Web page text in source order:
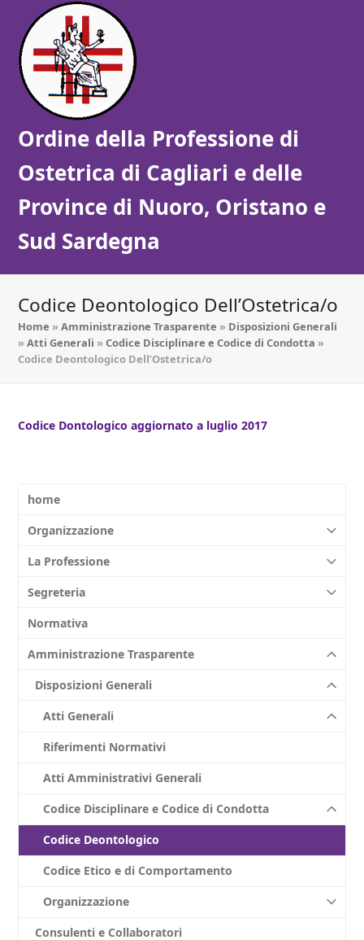
Ordine della Professione di
Ostetrica di Cagliari e delle
Province di Nuoro, Oristano e
Sud Sardegna
Codice Deontologico Dell’Ostetrica/o
Home »Amministrazione Trasparente » Disposizioni Generali
»Atti Generali »Codice Disciplinare e Codice di Condotta »
Codice Deontologico Dell’Ostetrica/o
Codice Dontologico aggiornato a luglio 2017
home
Organizzazione
La Professione
Segreteria
Normativa
Amministrazione Trasparente
Disposizioni Generali
Atti Generali
Riferimenti Normativi
Atti Amministrativi Generali
Codice Disciplinare e Codice di Condotta
Codice Deontologico
Codice Etico e di Comportamento
Organizzazione
Consulenti e Collaboratori